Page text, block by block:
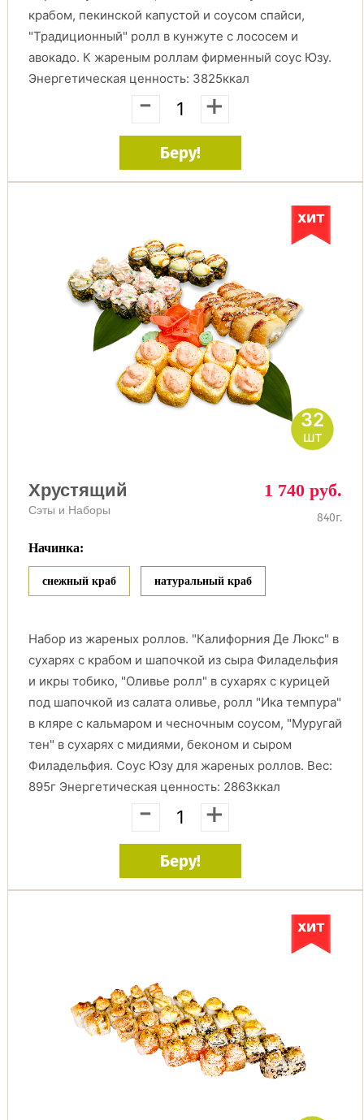
крабом, пекинской капустой и соусом спайси,
"Традиционный" ролл в кунжуте с лососем и
авокадо. К жареным роллам фирменный соус Юзу.
Энергетическая ценность: 3825ккал
- +
Беру!
32
шт
Хрустящий
Сэты и Наборы
1 740 руб.
840г.
Начинка:
снежный краб натуральный краб
Набор из жареных роллов. "Калифорния Де Люкс" в
сухарях с крабом и шапочкой из сыра Филадельфия
и икры тобико, "Оливье ролл" в сухарях с курицей
под шапочкой из салата оливье, ролл "Ика темпура"
в кляре с кальмаром и чесночным соусом, "Муругай
тен" в сухарях с мидиями, беконом и сыром
Филадельфия. Соус Юзу для жареных роллов. Вес:
895г Энергетическая ценность: 2863ккал
- +
Беру!